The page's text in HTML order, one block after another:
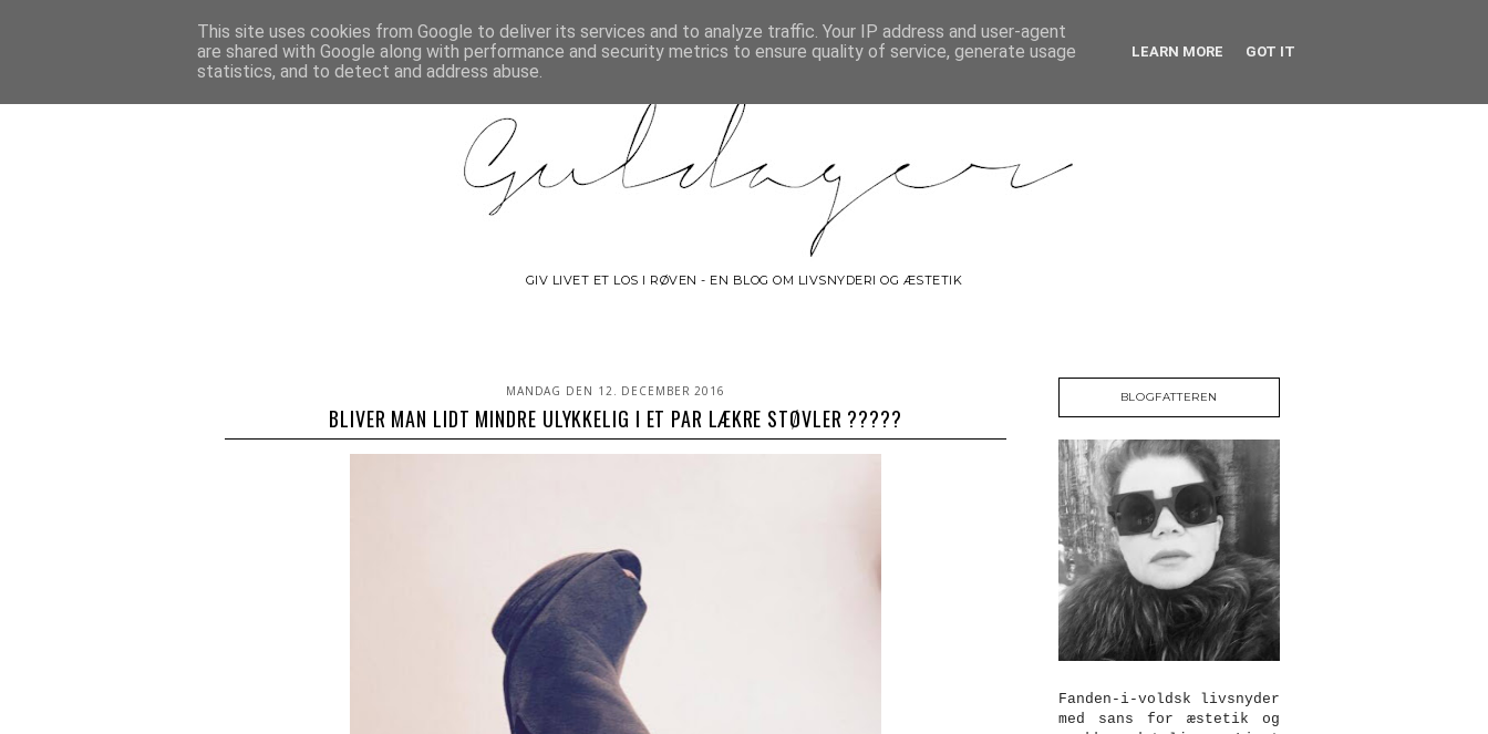
GIV LIVET ET LOS I RØVEN - EN BLOG OM LIVSNYDERI OG ÆSTETIK
MANDAG DEN 12. DECEMBER 2016
BLIVER MAN LIDT MINDRE ULYKKELIG I ET PAR LÆKRE STØVLER ?????
BLOGFATTEREN
Fanden-i-voldsk livsnyder
med sans for æstetik og
This site uses cookies from Google to deliver its services and to analyze traffic. Your IP address and user-agent
are shared with Google along with performance and security metrics to ensure quality of service, generate usage
statistics, and to detect and address abuse.
LEARN MORE GOT IT